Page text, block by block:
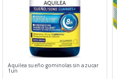
Aquilea sueño gominolas sin azucar
1un